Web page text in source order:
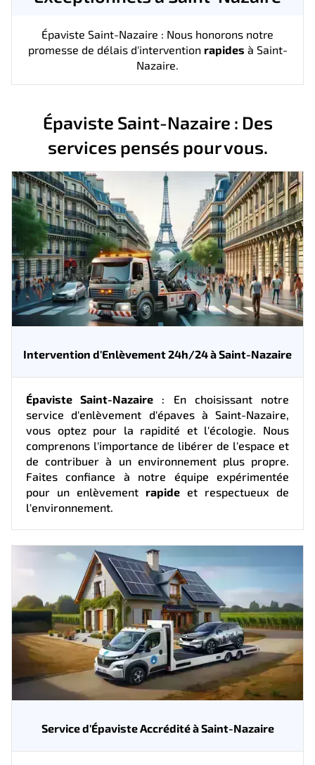
Épaviste Saint-Nazaire : Nous honorons notre
promesse de délais d'intervention rapides à Saint-
Nazaire.
Épaviste Saint-Nazaire : Des
services pensés pour vous.
Intervention d'Enlèvement 24h/24 à Saint-Nazaire
Épaviste Saint-Nazaire : En choisissant notre
service d'enlèvement d'épaves à Saint-Nazaire,
vous optez pour la rapidité et l'écologie. Nous
comprenons l'importance de libérer de l'espace et
de contribuer à un environnement plus propre.
Faites confiance à notre équipe expérimentée
pour un enlèvement rapide et respectueux de
l'environnement.
Service d'Épaviste Accrédité à Saint-Nazaire